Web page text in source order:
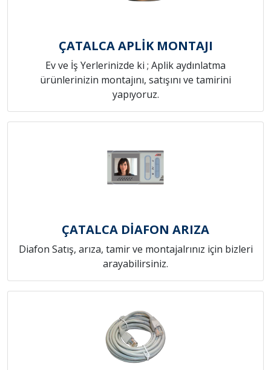
ÇATALCA APLİK MONTAJI
Ev ve İş Yerlerinizde ki ; Aplik aydınlatma
ürünlerinizin montajını, satışını ve tamirini
yapıyoruz.
ÇATALCA DİAFON ARIZA
Diafon Satış, arıza, tamir ve montajalrınız için bizleri
arayabilirsiniz.